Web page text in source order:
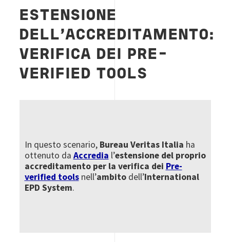
ESTENSIONE
DELL’ACCREDITAMENTO:
VERIFICA DEI PRE-
VERIFIED TOOLS
In questo scenario, Bureau Veritas Italia ha
ottenuto da Accredia l’estensione del proprio
accreditamento per la verifica dei Pre-
verified toolsnell’ambitodell’International
EPD System.